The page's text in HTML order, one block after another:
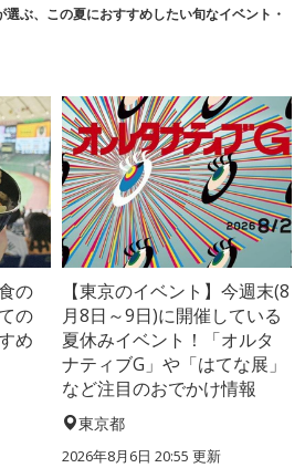
選ぶ、この夏におすすめしたい旬なイベント・
の
の
め
【東京のイベント】今週末(8
月8日～9日)に開催している
夏休みイベント！「オルタ
ナティブG」や「はてな展」
など注目のおでかけ情報
東京都
2026年8月6日 20:55 更新